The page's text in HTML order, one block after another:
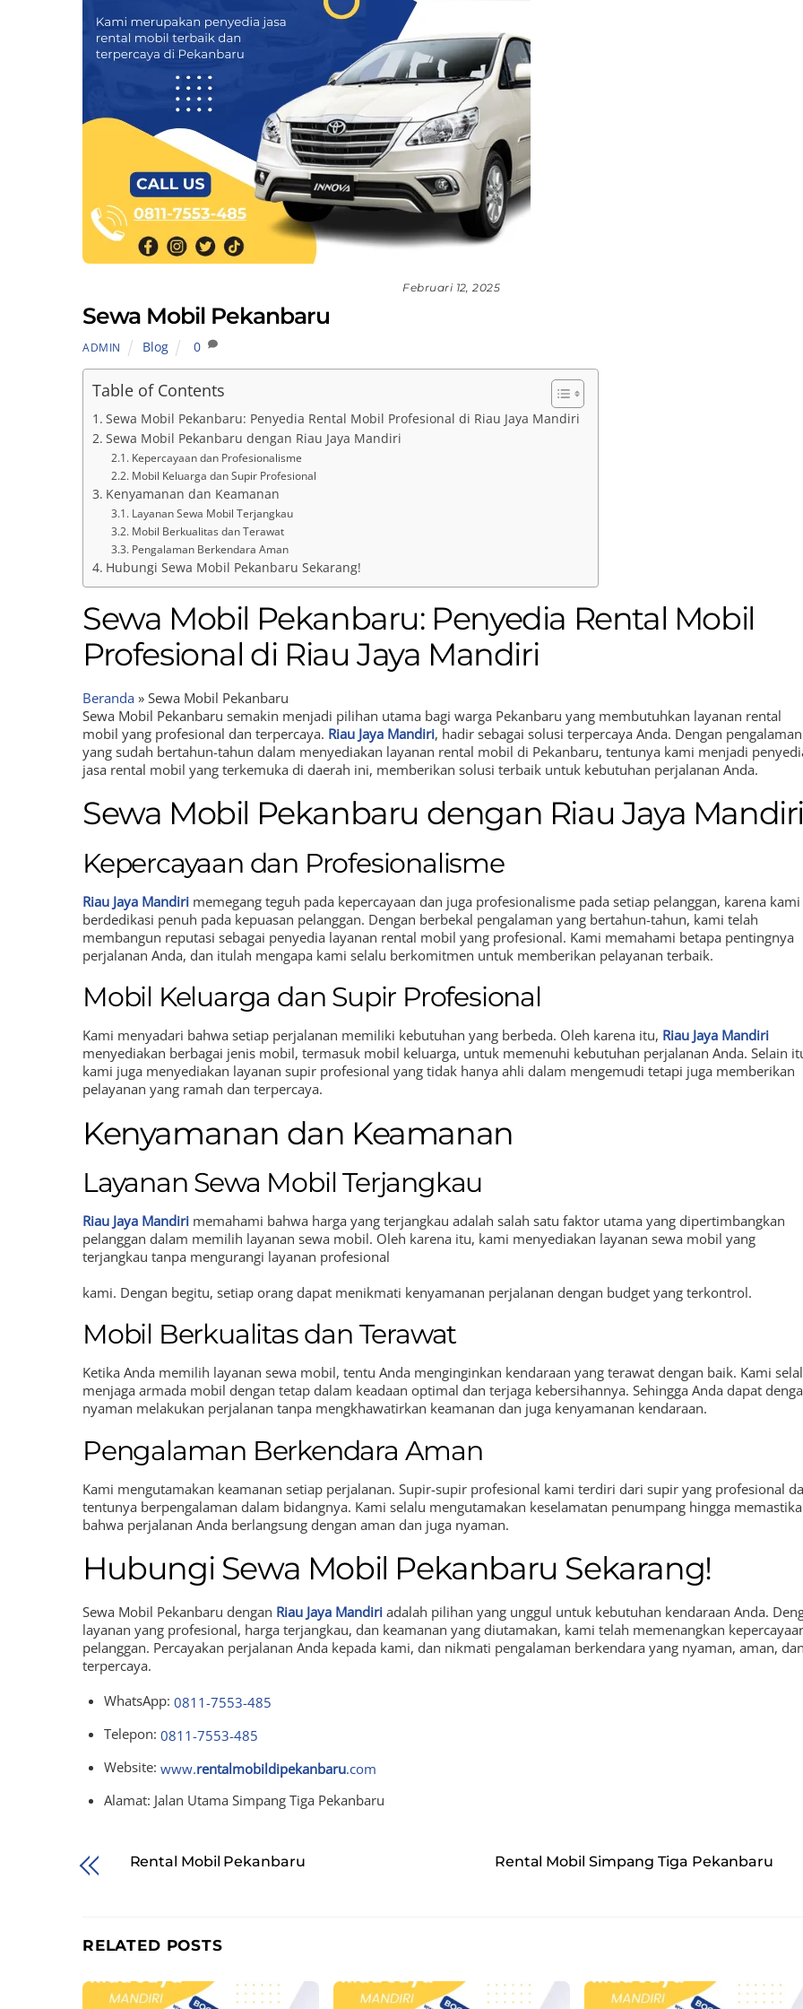
Februari 12, 2025
Sewa Mobil Pekanbaru
ADMIN Blog 0
Table of Contents
Sewa Mobil Pekanbaru: Penyedia Rental Mobil Profesional di Riau Jaya Mandiri
Sewa Mobil Pekanbaru dengan Riau Jaya Mandiri
Kepercayaan dan Profesionalisme
Mobil Keluarga dan Supir Profesional
Kenyamanan dan Keamanan
Layanan Sewa Mobil Terjangkau
Mobil Berkualitas dan Terawat
Pengalaman Berkendara Aman
Hubungi Sewa Mobil Pekanbaru Sekarang!
Sewa Mobil Pekanbaru: Penyedia Rental Mobil
Profesional di Riau Jaya Mandiri
Beranda » Sewa Mobil Pekanbaru
Sewa Mobil Pekanbaru semakin menjadi pilihan utama bagi warga Pekanbaru yang membutuhkan layanan rental
mobil yang profesional dan terpercaya. Riau Jaya Mandiri, hadir sebagai solusi terpercaya Anda. Dengan pengalaman
yang sudah bertahun-tahun dalam menyediakan layanan rental mobil di Pekanbaru, tentunya kami menjadi
jasa rental mobil yang terkemuka di daerah ini, memberikan solusi terbaik untuk kebutuhan perjalanan Anda.
Sewa Mobil Pekanbaru dengan Riau Jaya Mandiri
Kepercayaan dan Profesionalisme
Riau Jaya Mandiri memegang teguh pada kepercayaan dan juga profesionalisme pada setiap pelanggan, karena kami
berdedikasi penuh pada kepuasan pelanggan. Dengan berbekal pengalaman yang bertahun-tahun, kami telah
membangun reputasi sebagai penyedia layanan rental mobil yang profesional. Kami memahami betapa pentingnya
perjalanan Anda, dan itulah mengapa kami selalu berkomitmen untuk memberikan pelayanan terbaik.
Mobil Keluarga dan Supir Profesional
Kami menyadari bahwa setiap perjalanan memiliki kebutuhan yang berbeda. Oleh karena itu, Riau Jaya Mandiri
menyediakan berbagai jenis mobil, termasuk mobil keluarga, untuk memenuhi kebutuhan perjalanan Anda. Selain
kami juga menyediakan layanan supir profesional yang tidak hanya ahli dalam mengemudi tetapi juga memberikan
pelayanan yang ramah dan terpercaya.
Kenyamanan dan Keamanan
Layanan Sewa Mobil Terjangkau
Riau Jaya Mandiri memahami bahwa harga yang terjangkau adalah salah satu faktor utama yang dipertimbangkan
pelanggan dalam memilih layanan sewa mobil. Oleh karena itu, kami menyediakan layanan sewa mobil yang
terjangkau tanpa mengurangi layanan profesional
kami. Dengan begitu, setiap orang dapat menikmati kenyamanan perjalanan dengan budget yang terkontrol.
Mobil Berkualitas dan Terawat
Ketika Anda memilih layanan sewa mobil, tentu Anda menginginkan kendaraan yang terawat dengan baik. Kami
menjaga armada mobil dengan tetap dalam keadaan optimal dan terjaga kebersihannya. Sehingga Anda dapat
nyaman melakukan perjalanan tanpa mengkhawatirkan keamanan dan juga kenyamanan kendaraan.
Pengalaman Berkendara Aman
Kami mengutamakan keamanan setiap perjalanan. Supir-supir profesional kami terdiri dari supir yang profesional
tentunya berpengalaman dalam bidangnya. Kami selalu mengutamakan keselamatan penumpang hingga
bahwa perjalanan Anda berlangsung dengan aman dan juga nyaman.
Hubungi Sewa Mobil Pekanbaru Sekarang!
Sewa Mobil Pekanbaru dengan Riau Jaya Mandiri adalah pilihan yang unggul untuk kebutuhan kendaraan Anda.
layanan yang profesional, harga terjangkau, dan keamanan yang diutamakan, kami telah memenangkan
pelanggan. Percayakan perjalanan Anda kepada kami, dan nikmati pengalaman berkendara yang nyaman, aman, dan
terpercaya.
WhatsApp: 0811-7553-485
Telepon: 0811-7553-485
Website: www.rentalmobildipekanbaru.com
Alamat: Jalan Utama Simpang Tiga Pekanbaru
Rental Mobil Pekanbaru Rental Mobil Simpang Tiga Pekanbaru
RELATED POSTS